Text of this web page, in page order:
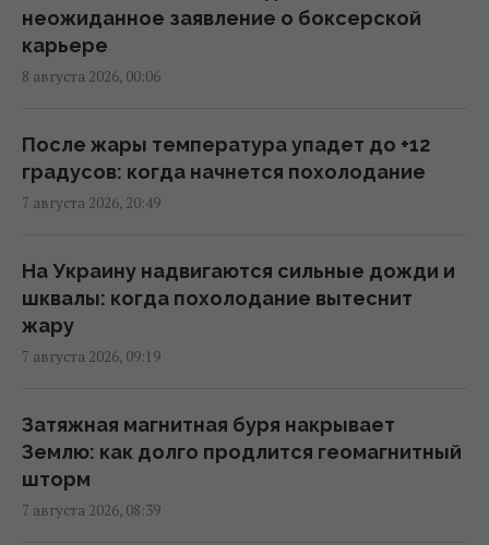
"Смело и мужественно": СМИ раскрыли, кто
спас украинский самолет от дрона в
08:59 суббота, 08 августа 2026
Трамп неохотно усиливает давление на
принять меры, – WSJ
02:56 суббота, 08 августа 2026
Мелони отреагировала на требование
проверок в Шенгенской зоне
02:23 суббота, 08 августа 2026
Саудовская Аравия, Пакистан и Турция
неожиданное заявление о боксерской
карьере
8 августа 2026, 00:06
После жары температура упадет до +12
градусов: когда начнется похолодание
7 августа 2026, 20:49
На Украину надвигаются сильные дожди и
шквалы: когда похолодание вытеснит
жару
7 августа 2026, 09:19
Затяжная магнитная буря накрывает
Землю: как долго продлится геомагнитный
шторм
7 августа 2026, 08:39